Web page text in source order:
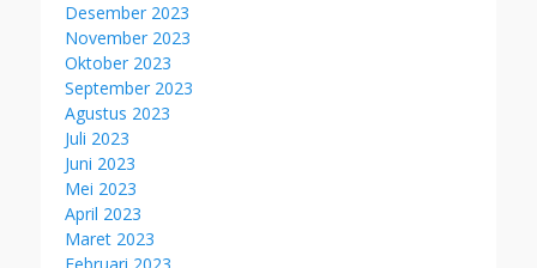
Desember 2023
November 2023
Oktober 2023
September 2023
Agustus 2023
Juli 2023
Juni 2023
Mei 2023
April 2023
Maret 2023